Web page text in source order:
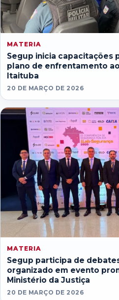
MATERIA
Segup inicia capacitações
plano de enfrentamento
Itaituba
20 DE MARÇO DE 2026
MATERIA
Segup participa de
organizado em evento
Ministério da Justiça
20 DE MARÇO DE 2026